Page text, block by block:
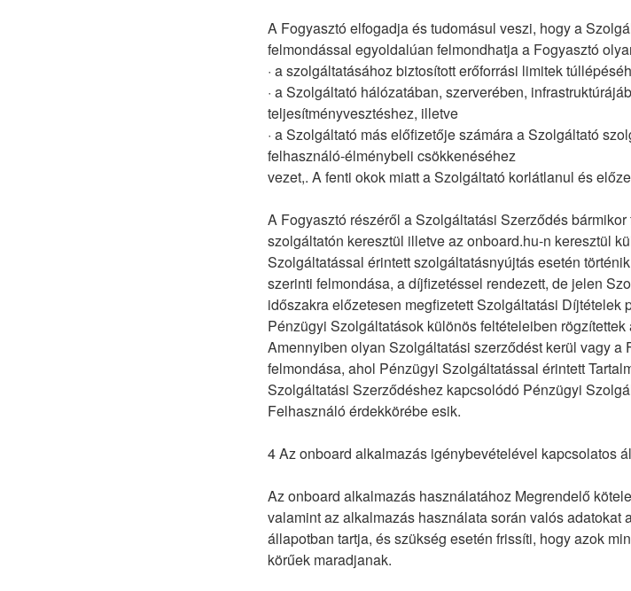
A Fogyasztó elfogadja és tudomásul veszi, hogy a
felmondással egyoldalúan felmondhatja a Fogyasztó
· a szolgáltatásához biztosított erőforrási limitek
· a Szolgáltató hálózatában, szerverében,
teljesítményvesztéshez, illetve
· a Szolgáltató más előfizetője számára a Szolgáltató
felhasználó-élménybeli csökkenéséhez
vezet,. A fenti okok miatt a Szolgáltató korlátlanul és
A Fogyasztó részéről a Szolgáltatási Szerződés
szolgáltatón keresztül illetve az onboard.hu-n keresztül
Szolgáltatással érintett szolgáltatásnyújtás esetén
szerinti felmondása, a díjfizetéssel rendezett, de jelen
időszakra előzetesen megfizetett Szolgáltatási
Pénzügyi Szolgáltatások különös feltételeiben rögzítettek
Amennyiben olyan Szolgáltatási szerződést kerül vagy
felmondása, ahol Pénzügyi Szolgáltatással érintett
Szolgáltatási Szerződéshez kapcsolódó Pénzügyi
Felhasználó érdekkörébe esik.
4 Az onboard alkalmazás igénybevételével kapcsolatos
Az onboard alkalmazás használatához Megrendelő
valamint az alkalmazás használata során valós adatokat
állapotban tartja, és szükség esetén frissíti, hogy azok
körűek maradjanak.